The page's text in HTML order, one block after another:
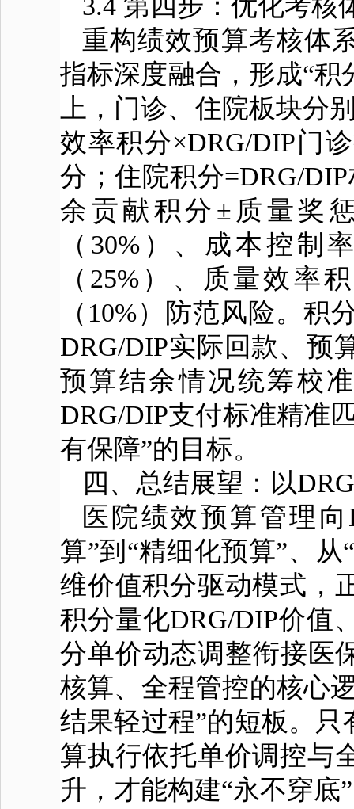
3.4 第四步：优化考核
重构绩效预算考核体
指标深度融合，形成“
上，门诊、住院板块分
效率积分×DRG/DIP门
分；住院积分=DRG/
余贡献积分±质量奖
（30%）、成本控制
（25%）、质量效率
（10%）防范风险。
DRG/DIP实际回款、预
预算结余情况统筹校
DRG/DIP支付标准精准
有保障”的目标。
四、总结展望：以
医院绩效预算管理
算”到“精细化预算”、
维价值积分驱动模式，
积分量化DRG/DIP价值
分单价动态调整衔接医
核算、全程管控的核心
结果轻过程”的短板。
算执行依托单价调控与
升，才能构建“永不穿底